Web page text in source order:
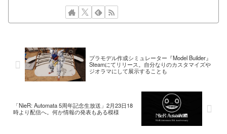
プラモデル作成シミュレーター『Model Builder』
Steamにてリリース。自分なりのカスタマイズや
ジオラマにして展示することも
「NieR: Automata 5周年記念生放送」2月23日18
時より配信へ。何か情報の発表もある模様